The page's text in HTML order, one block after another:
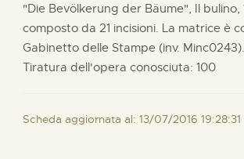
"Die Bevölkerung der Bäume", Il bulino,
composto da 21 incisioni. La matrice è
Gabinetto delle Stampe (inv. Minc0243).
Tiratura dell'opera conosciuta: 100
Scheda aggiornata al: 13/07/2016 19:28:31